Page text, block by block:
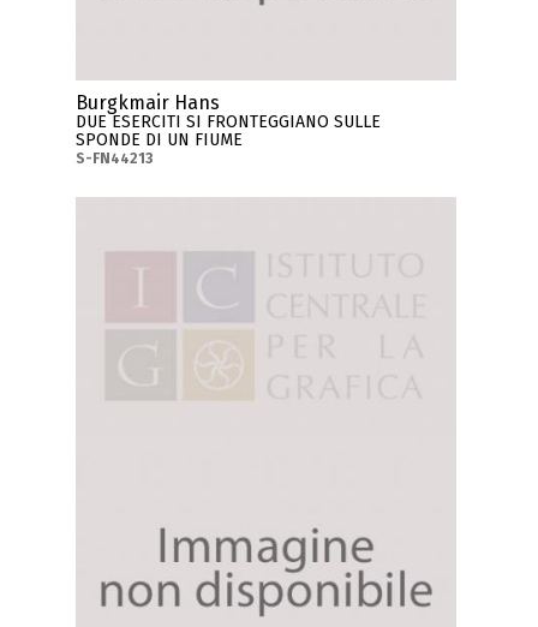
Burgkmair Hans
DUE ESERCITI SI FRONTEGGIANO SULLE
SPONDE DI UN FIUME
S-FN44213